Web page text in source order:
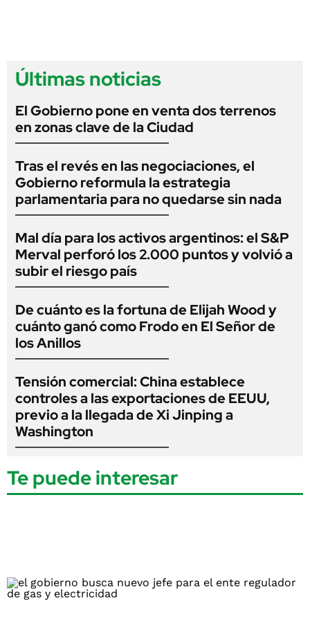
Últimas noticias
El Gobierno pone en venta dos terrenos
en zonas clave de la Ciudad
Tras el revés en las negociaciones, el
Gobierno reformula la estrategia
parlamentaria para no quedarse sin nada
Mal día para los activos argentinos: el S&P
Merval perforó los 2.000 puntos y volvió a
subir el riesgo país
De cuánto es la fortuna de Elijah Wood y
cuánto ganó como Frodo en El Señor de
los Anillos
Tensión comercial: China establece
controles a las exportaciones de EEUU,
previo a la llegada de Xi Jinping a
Washington
Te puede interesar